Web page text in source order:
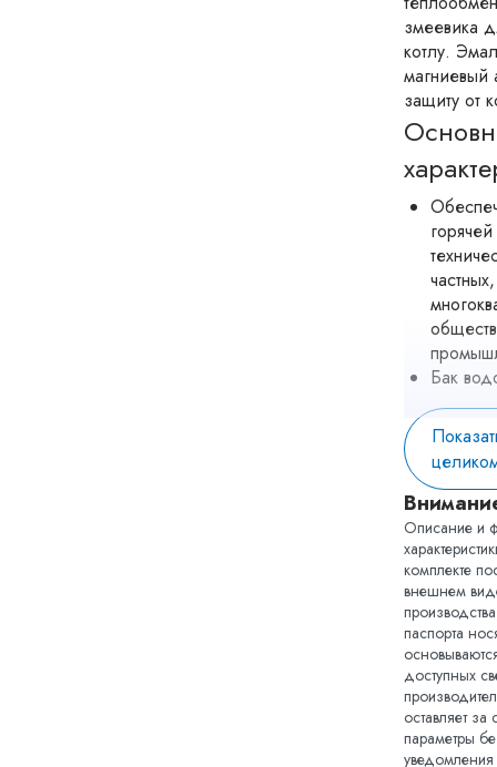
змеевика
котлу.
магниевый
защиту от
Бак
бар.
эмалью
Описание и
комплекте
внешнем
паспорта
доступных
оставляет
параметры